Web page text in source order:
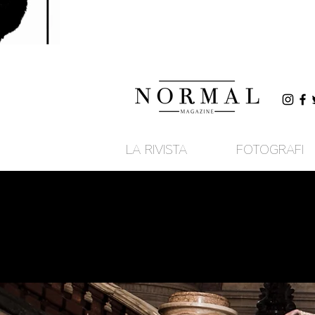
LA RIVISTA FOTOGRAFI